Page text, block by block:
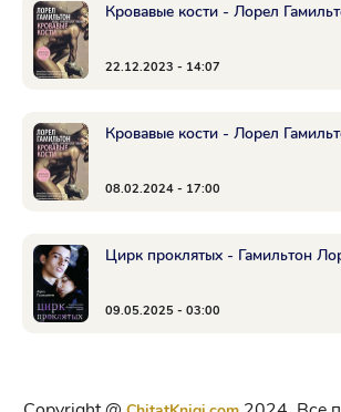
Кровавые кости - Лорел
22.12.2023 - 14:07
Кровавые кости - Лорел
08.02.2024 - 17:00
Цирк проклятых - Гамильтон
09.05.2025 - 03:00